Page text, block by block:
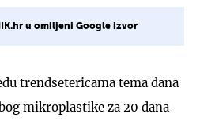
u omiljeni Google izvor
trendsetericama tema dana
mikroplastike za 20 dana